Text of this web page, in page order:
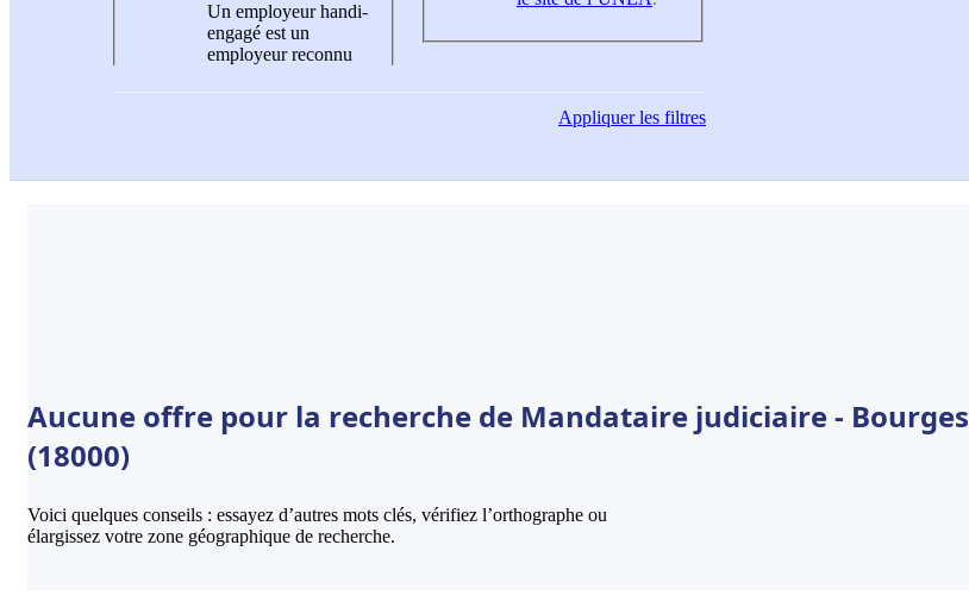
Un employeur handi-
engagé est un
employeur reconnu
Appliquerles filtres
Aucune offre pour la recherche de Mandataire judiciaire - Bourges
(18000)
Voici quelques conseils : essayez d’autres mots clés, vérifiez l’orthographe ou
élargissez votre zone géographique de recherche.